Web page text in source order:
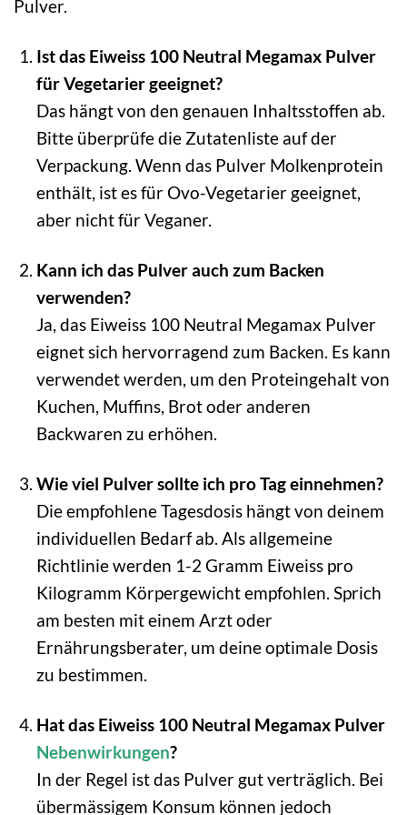
Pulver.
Ist das Eiweiss 100 Neutral Megamax Pulver
für Vegetarier geeignet?
Das hängt von den genauen Inhaltsstoffen ab.
Bitte überprüfe die Zutatenliste auf der
Verpackung. Wenn das Pulver Molkenprotein
enthält, ist es für Ovo-Vegetarier geeignet,
aber nicht für Veganer.
Kann ich das Pulver auch zum Backen
verwenden?
Ja, das Eiweiss 100 Neutral Megamax Pulver
eignet sich hervorragend zum Backen. Es kann
verwendet werden, um den Proteingehalt von
Kuchen, Muffins, Brot oder anderen
Backwaren zu erhöhen.
Wie viel Pulver sollte ich pro Tag einnehmen?
Die empfohlene Tagesdosis hängt von deinem
individuellen Bedarf ab. Als allgemeine
Richtlinie werden 1-2 Gramm Eiweiss pro
Kilogramm Körpergewicht empfohlen. Sprich
am besten mit einem Arzt oder
Ernährungsberater, um deine optimale Dosis
zu bestimmen.
Hat das Eiweiss 100 Neutral Megamax Pulver
Nebenwirkungen?
In der Regel ist das Pulver gut verträglich. Bei
übermässigem Konsum können jedoch